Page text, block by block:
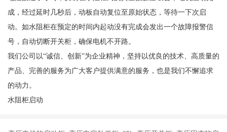
成，经过延时几秒后，动板自动复位至原始状态，等待一下次启
动。如水阻柜在预定的时间内起动没有完成会发出一个故障报警信
号，自动切断开关柜，确保电机不开路。
我们公司以“诚信、创新”为企业精神，坚持以优良的技术、高质量的
产品、完善的服务为广大客户提供满意的服务，也是我们不懈追求
的动力。
水阻柜启动